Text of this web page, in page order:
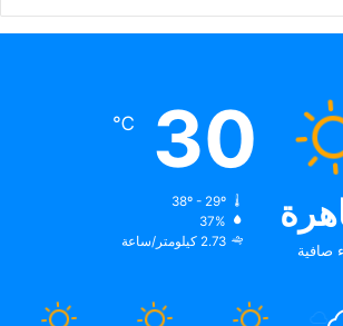
صافية
30
℃
38º - 29º
37%
2.73 كيلومتر/ساعة